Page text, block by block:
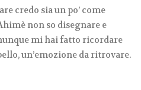
credo sia un po’ come
non so disegnare e
mi hai fatto ricordare
un’emozione da ritrovare.